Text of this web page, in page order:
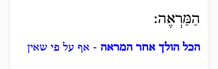
הַמַּרְאֶה:
הכל הולך אחר המראה - אף על פי שאין